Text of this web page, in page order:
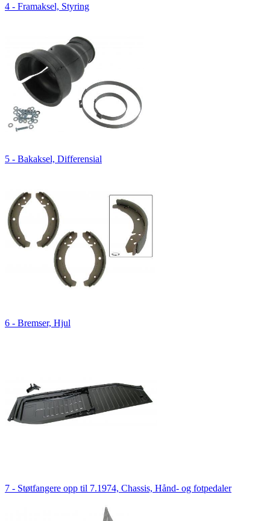
4 - Framaksel, Styring
5 - Bakaksel, Differensial
6 - Bremser, Hjul
7 - Støtfangere opp til 7.1974, Chassis, Hånd- og fotpedaler